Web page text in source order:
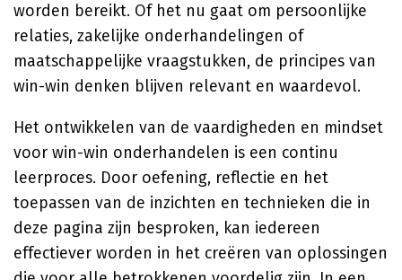
worden bereikt. Of het nu gaat om persoonlijke
relaties, zakelijke onderhandelingen of
maatschappelijke vraagstukken, de principes van
win-win denken blijven relevant en waardevol.
Het ontwikkelen van de vaardigheden en mindset
voor win-win onderhandelen is een continu
leerproces. Door oefening, reflectie en het
toepassen van de inzichten en technieken die in
deze pagina zijn besproken, kan iedereen
effectiever worden in het creëren van oplossingen